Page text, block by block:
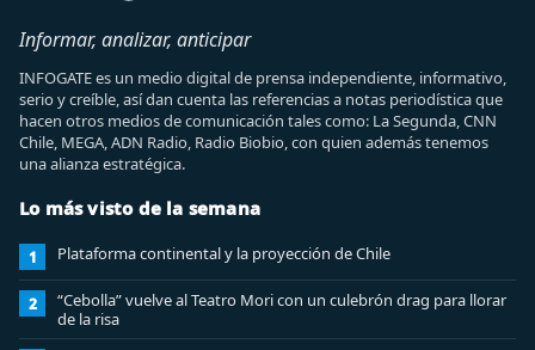
Informar, analizar, anticipar
INFOGATE es un medio digital de prensa independiente, informativo,
serio y creíble, así dan cuenta las referencias a notas periodística que
hacen otros medios de comunicación tales como: La Segunda, CNN
Chile, MEGA, ADN Radio, Radio Biobio, con quien además tenemos
una alianza estratégica.
Lo más visto de la semana
1 Plataforma continental y la proyección de Chile
2
“Cebolla” vuelve al Teatro Mori con un culebrón drag para llorar
de la risa